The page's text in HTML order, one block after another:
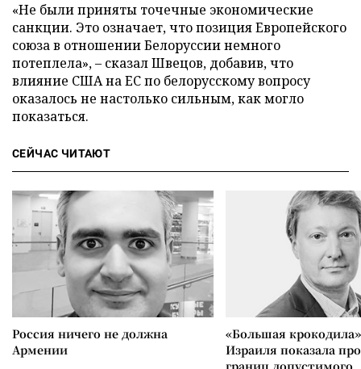
«Не были приняты точечные экономические
санкции. Это означает, что позиция Европейского
союза в отношении Белоруссии немного
потеплела», – сказал Швецов, добавив, что
влияние США на ЕС по белорусскому вопросу
оказалось не настолько сильным, как могло
показаться.
СЕЙЧАС ЧИТАЮТ
Россия ничего не должна
Армении
«Большая
Израиля показала
границ допустимого